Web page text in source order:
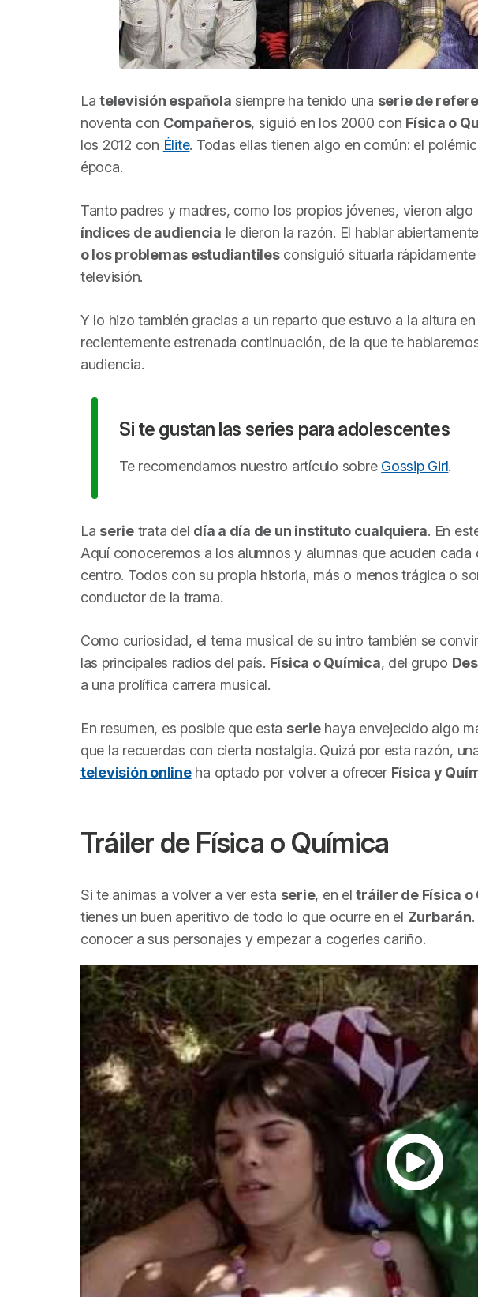
Latelevisión española siempre ha tenido una serie de
noventa con Compañeros, siguió en los 2000 con Física o
los 2012 con Élite. Todas ellas tienen algo en común: el
época.
Tanto padres y madres, como los propios jóvenes, vieron algo
índices de audiencia le dieron la razón. El hablar
o los problemas estudiantilesconsiguió situarla
televisión.
Y lo hizo también gracias a un reparto que estuvo a la altura
recientemente estrenada continuación, de la que te
audiencia.
Si te gustan las series para adolescentes
Te recomendamos nuestro artículo sobre Gossip Girl.
La serie trata del día a día de un instituto cualquiera. En
Aquí conoceremos a los alumnos y alumnas que acuden
centro. Todos con su propia historia, más o menos trágica o
conductor de la trama.
Como curiosidad, el tema musical de su intro también se
las principales radios del país. Física o Química, del grupo
a una prolífica carrera musical.
En resumen, es posible que esta seriehaya envejecido algo
que la recuerdas con cierta nostalgia. Quizá por esta razón,
televisión onlineha optado por volver a ofrecer Física y
Tráiler de Física o Química
Si te animas a volver a ver esta serie, en eltráiler de Física o
tienes un buen aperitivo de todo lo que ocurre en el Zurbarán
conocer a sus personajes y empezar a cogerles cariño.